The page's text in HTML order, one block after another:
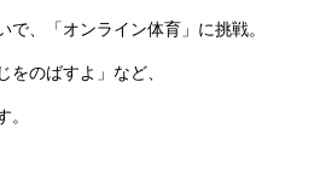
で、「オンライン体育」に挑戦。
をのばすよ」など、
。